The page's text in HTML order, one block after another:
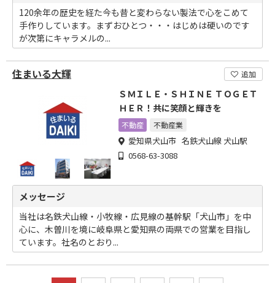
120余年の歴史を経た今も昔と変わらない製法で心をこめて
手作りしています。まずおひとつ・・・はじめは硬いのです
が次第にキャラメルの...
住まいる大輝 追加
ＳＭＩＬＥ・ＳＨＩＮＥ ＴＯＧＥＴ
ＨＥＲ！共に笑顔と輝きを
不動産 不動産業
愛知県犬山市 名鉄犬山線 犬山駅
0568-63-3088
メッセージ
当社は名鉄犬山線・小牧線・広見線の基幹駅「犬山市」を中
心に、木曽川を境に岐阜県と愛知県の両県での営業を目指し
ています。社名のとおり...